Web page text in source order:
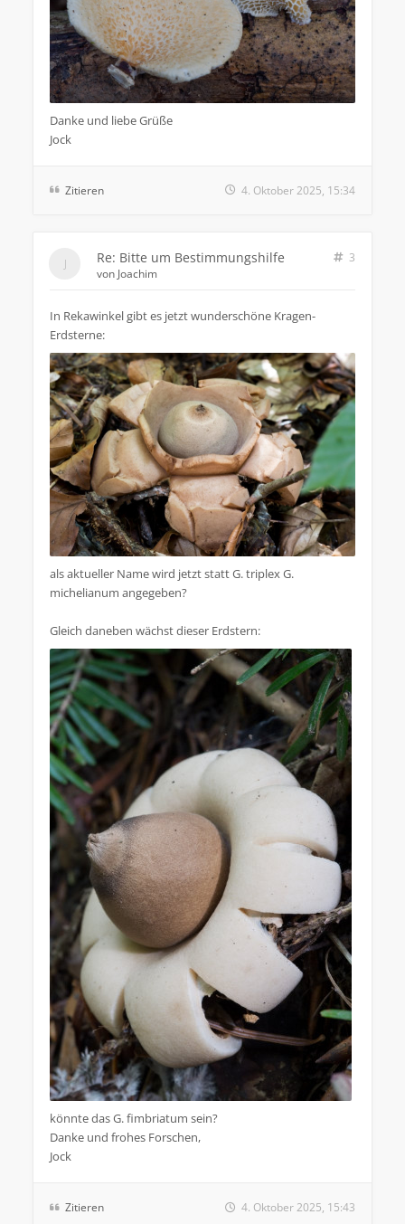
Danke und liebe Grüße
Jock
Zitieren 4. Oktober 2025, 15:34
Re: Bitte um Bestimmungshilfe
3
von Joachim
In Rekawinkel gibt es jetzt wunderschöne Kragen-
Erdsterne:
als aktueller Name wird jetzt statt G. triplex G.
michelianum angegeben?
Gleich daneben wächst dieser Erdstern:
könnte das G. fimbriatum sein?
Danke und frohes Forschen,
Jock
Zitieren 4. Oktober 2025, 15:43